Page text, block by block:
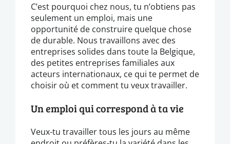
C’est pourquoi chez nous, tu n’obtiens pas
seulement un emploi, mais une
opportunité de construire quelque chose
de durable. Nous travaillons avec des
entreprises solides dans toute la Belgique,
des petites entreprises familiales aux
acteurs internationaux, ce qui te permet de
choisir où et comment tu veux travailler.
Un emploi qui correspond à ta vie
Veux-tu travailler tous les jours au même